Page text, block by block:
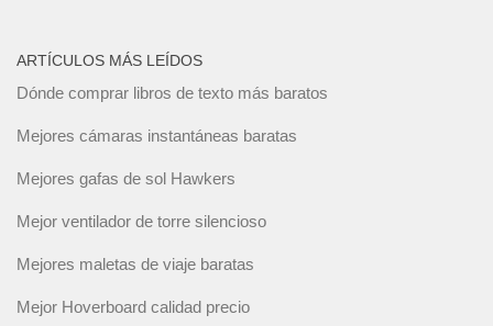
ARTÍCULOS MÁS LEÍDOS
Dónde comprar libros de texto más baratos
Mejores cámaras instantáneas baratas
Mejores gafas de sol Hawkers
Mejor ventilador de torre silencioso
Mejores maletas de viaje baratas
Mejor Hoverboard calidad precio